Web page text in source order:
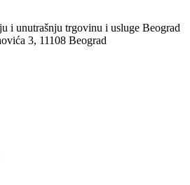
i unutrašnju trgovinu i usluge Beograd
3, 11108 Beograd